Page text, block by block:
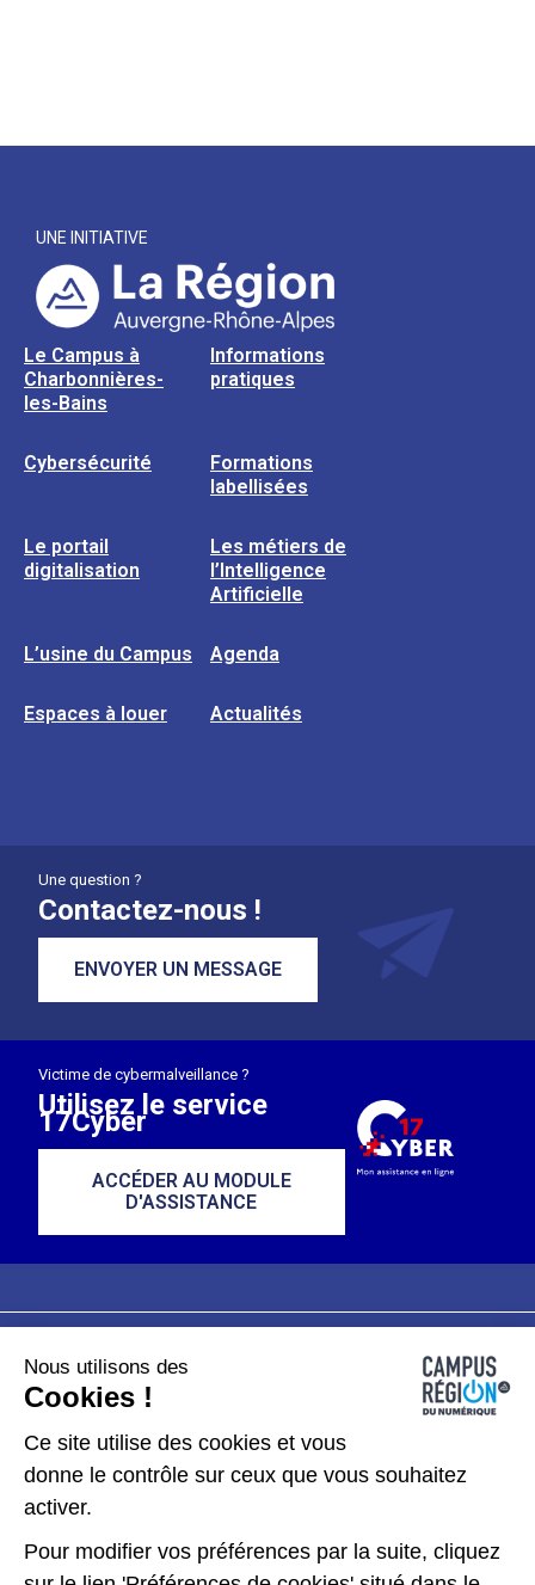
UNE INITIATIVE
Le Campus à
Charbonnières-
les-Bains
Informations
pratiques
Cybersécurité
Formations
labellisées
Le portail
digitalisation
Les métiers de
l’Intelligence
Artificielle
L’usine du Campus Agenda
Espaces à louer Actualités
Une question ?
Contactez-nous !
ENVOYER UN MESSAGE
Victime de cybermalveillance ?
Utilisez le service
17Cyber
ACCÉDER AU MODULE
D'ASSISTANCE
Plan du site
Données personnelles
Gérer les cookies
Kit de communication
Nous utilisons des
Cookies !
Ce site utilise des cookies et vous
donne le contrôle sur ceux que vous souhaitez
activer.
Pour modifier vos préférences par la suite, cliquez